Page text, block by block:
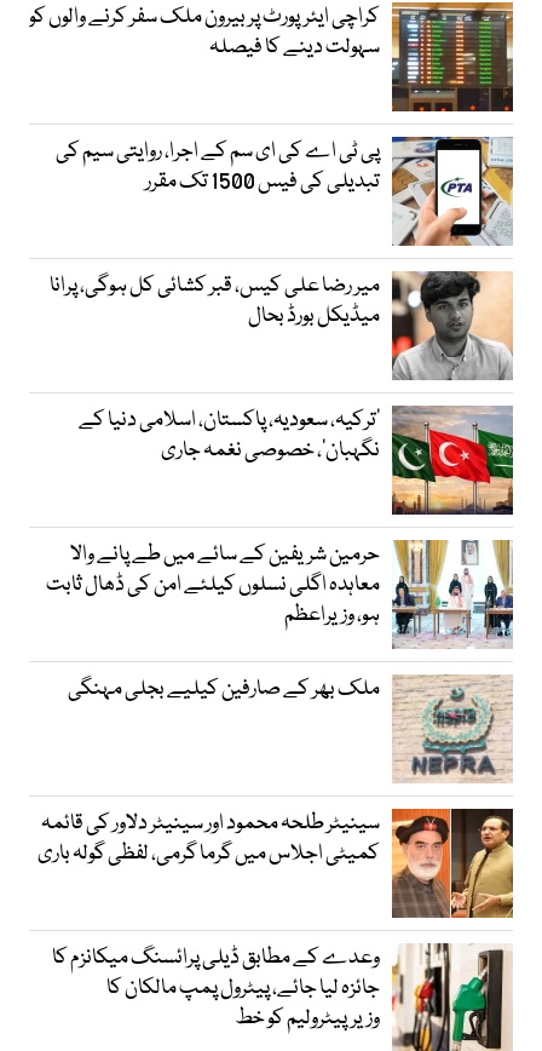
کراچی ایئرپورٹ پر بیرون ملک سفر کرنے والوں کو
سہولت دینے کا فیصلہ
پی ٹی اے کی ای سم کے اجرا، روایتی سیم کی
تبدیلی کی فیس 1500 تک مقرر
میر رضا علی کیس، قبر کشائی کل ہوگی، پرانا
میڈیکل بورڈ بحال
‘ترکیہ، سعودیہ، پاکستان، اسلامی دنیا کے
نگہبان’، خصوصی نغمہ جاری
حرمین شریفین کے سائے میں طے پانے والا
معاہدہ اگلی نسلوں کیلئے امن کی ڈھال ثابت
ہو، وزیراعظم
ملک بھر کے صارفین کیلیے بجلی مہنگی
سینیٹر طلحہ محمود اور سینیٹر دلاور کی قائمہ
کمیٹی اجلاس میں گرما گرمی، لفظی گولہ باری
وعدے کے مطابق ڈیلی پرائسنگ میکانزم کا
جائزہ لیا جائے، پیٹرول پمپ مالکان کا
وزیرپیٹرولیم کو خط